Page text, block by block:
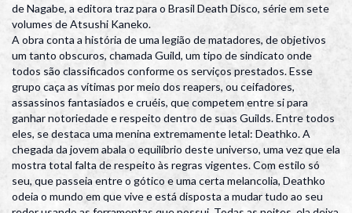
de Nagabe, a editora traz para o Brasil Death Disco, série em sete
volumes de Atsushi Kaneko.
A obra conta a história de uma legião de matadores, de objetivos
um tanto obscuros, chamada Guild, um tipo de sindicato onde
todos são classificados conforme os serviços prestados. Esse
grupo caça as vítimas por meio dos reapers, ou ceifadores,
assassinos fantasiados e cruéis, que competem entre si para
ganhar notoriedade e respeito dentro de suas Guilds. Entre todos
eles, se destaca uma menina extremamente letal: Deathko. A
chegada da jovem abala o equilíbrio deste universo, uma vez que ela
mostra total falta de respeito às regras vigentes. Com estilo só
seu, que passeia entre o gótico e uma certa melancolia, Deathko
odeia o mundo em que vive e está disposta a mudar tudo ao seu